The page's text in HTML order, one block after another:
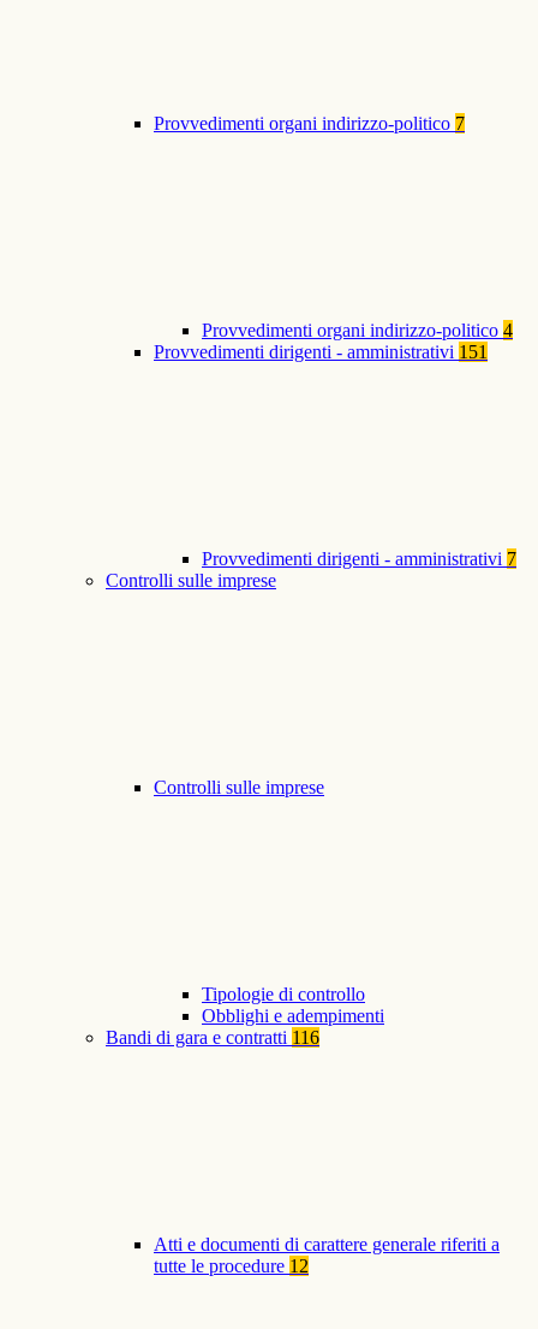
Provvedimenti organi indirizzo-politico 7
Provvedimenti organi indirizzo-politico 4
Provvedimenti dirigenti - amministrativi 151
Provvedimenti dirigenti - amministrativi 7
Controlli sulle imprese
Controlli sulle imprese
Tipologie di controllo
Obblighi e adempimenti
Bandi di gara e contratti 116
Atti e documenti di carattere generale riferiti a
tutte le procedure 12